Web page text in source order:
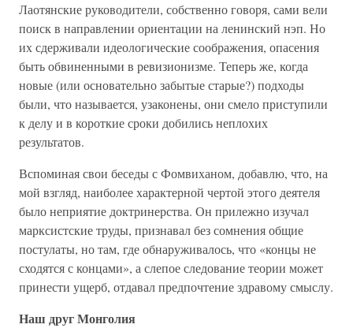
Лаотянские руководители, собственно говоря, сами вели
поиск в направлении ориентации на ленинский нэп. Но
их сдерживали идеологические соображения, опасения
быть обвиненными в ревизионизме. Теперь же, когда
новые (или основательно забытые старые?) подходы
были, что называется, узаконены, они смело приступили
к делу и в короткие сроки добились неплохих
результатов.
Вспоминая свои беседы с Фомвиханом, добавлю, что, на
мой взгляд, наиболее характерной чертой этого деятеля
было неприятие доктринерства. Он прилежно изучал
марксистские труды, признавал без сомнения общие
постулаты, но там, где обнаруживалось, что «концы не
сходятся с концами», а слепое следование теории может
принести ущерб, отдавал предпочтение здравому смыслу.
Наш друг Монголия